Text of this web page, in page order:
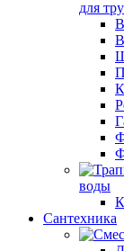
для
воды
Сантехника